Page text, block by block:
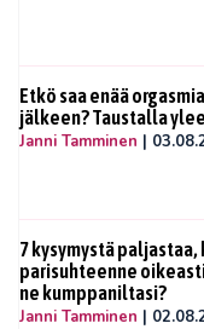
Etkö saa enää
jälkeen? Taustalla
Janni Tamminen |
7 kysymystä paljastaa,
parisuhteenne
ne kumppaniltasi?
Janni Tamminen |